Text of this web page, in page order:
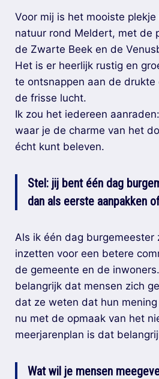
Voor mij is het mooiste
natuur rond Meldert, met de
de Zwarte Beek en de
Het is er heerlijk rustig en
te ontsnappen aan de drukte
de frisse lucht.
Ik zou het iedereen
waar je de charme van het
écht kunt beleven.
Stel: jij bent één dag
dan als eerste aanpakken
Als ik één dag burgemeester
inzetten voor een betere
de gemeente en de
belangrijk dat mensen zich
dat ze weten dat hun
nu met de opmaak van het
meerjarenplan is dat
Wat wil je mensen